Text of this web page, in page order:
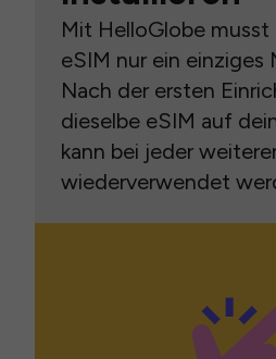
Mit HelloGlobe musst
eSIM nur ein einziges
Nach der ersten
dieselbe eSIM auf
kann bei jeder
wiederverwendet